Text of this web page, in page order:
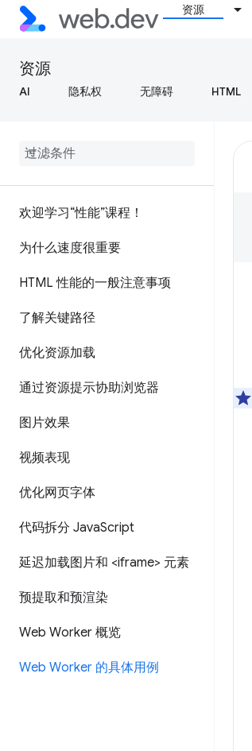
资源
资源
AI 隐私权 无障碍 HTML
欢迎学习“性能”课程！
为什么速度很重要
HTML 性能的一般注意事项
了解关键路径
优化资源加载
通过资源提示协助浏览器
图片效果
视频表现
优化网页字体
代码拆分 JavaScript
延迟加载图片和 <iframe> 元素
预提取和预渲染
Web Worker 概览
Web Worker 的具体用例